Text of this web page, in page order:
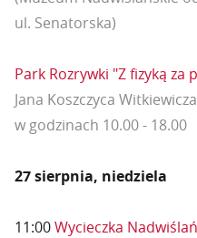
ul. Senatorska)
Park Rozrywki "Z fizyką za
Jana Koszczyca
w godzinach 10.00 - 18.00
27 sierpnia, niedziela
11:00Wycieczka